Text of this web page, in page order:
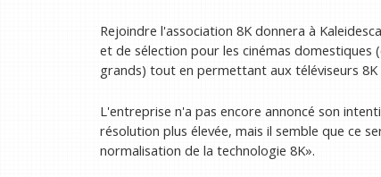
Rejoindre l'association 8K donnera à
et de sélection pour les cinémas domestiques
grands) tout en permettant aux téléviseurs
L'entreprise n'a pas encore annoncé son
résolution plus élevée, mais il semble que ce
normalisation de la technologie 8K».